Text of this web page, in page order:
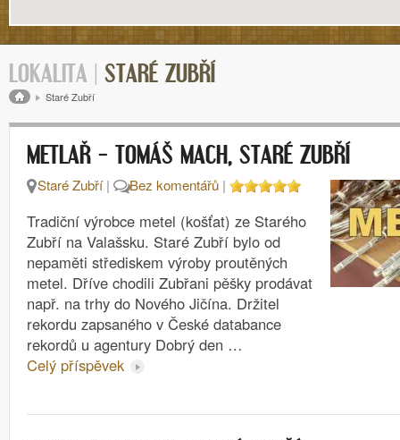
LOKALITA | STARÉ ZUBŘÍ
Drobečková navigace
Staré Zubří
METLAŘ – TOMÁŠ MACH, STARÉ ZUBŘÍ
Staré Zubří| Bez komentářů |
Tradiční výrobce metel (košťat) ze Starého
Zubří na Valašsku. Staré Zubří bylo od
nepaměti střediskem výroby proutěných
metel. Dříve chodili Zubřani pěšky prodávat
např. na trhy do Nového Jičína. Držitel
rekordu zapsaného v České databance
rekordů u agentury Dobrý den …
Celý příspěvek